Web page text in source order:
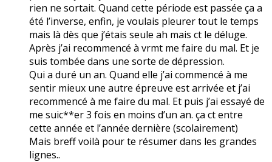
rien ne sortait. Quand cette période est passée ça a
été l’inverse, enfin, je voulais pleurer tout le temps
mais là dès que j’étais seule ah mais ct le déluge.
Après j’ai recommencé à vrmt me faire du mal. Et je
suis tombée dans une sorte de dépression.
Qui a duré un an. Quand elle j’ai commencé à me
sentir mieux une autre épreuve est arrivée et j’ai
recommencé à me faire du mal. Et puis j’ai essayé de
me suic**er 3 fois en moins d’un an. ça ct entre
cette année et l’année dernière (scolairement)
Mais breff voilà pour te résumer dans les grandes
lignes..